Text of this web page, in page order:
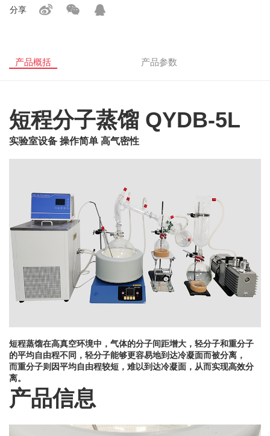
分享
产品概括 产品参数
短程分子蒸馏 QYDB-5L
实验室设备 操作简单 高气密性
短程蒸馏在高真空环境中，气体的分子间距增大，轻分子和重分子
的平均自由程不同，轻分子能够更容易地到达冷凝面而被分离，
而重分子则因平均自由程较短，难以到达冷凝面，从而实现高效分
离。‌
产品信息